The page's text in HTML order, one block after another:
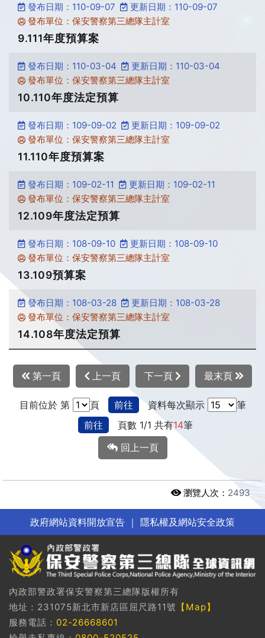
發布日期：110-09-07
更新日期：110-09-07
發布單位：保安警察第三總隊主計室
9.111年度預算案
發布日期：110-03-04
更新日期：110-03-04
發布單位：保安警察第三總隊主計室
10.110年度法定預算
發布日期：109-09-02
更新日期：109-09-02
發布單位：保安警察第三總隊主計室
11.110年度預算案
發布日期：109-02-11
更新日期：109-02-11
發布單位：保安警察第三總隊主計室
12.109年度法定預算
發布日期：108-09-10
更新日期：108-09-10
發布單位：保安警察第三總隊主計室
13.109預算案
發布日期：108-03-28
更新日期：108-03-28
發布單位：保安警察第三總隊主計室
14.108年度法定預算
第一頁 上一頁 下一頁 最末頁
目前位於 第 頁 前往 資料每次顯示
筆
前往
頁數 1/1 共有14筆
回上一頁
瀏覽人次： 2493
政府網站資料開放宣告 ｜ 隱私權及網站安全政策
內政部警政署保安警察第三總隊版權所有
地址：231075新北市新店區屈尺路11號 【Map】
服務電話： 02-26668601